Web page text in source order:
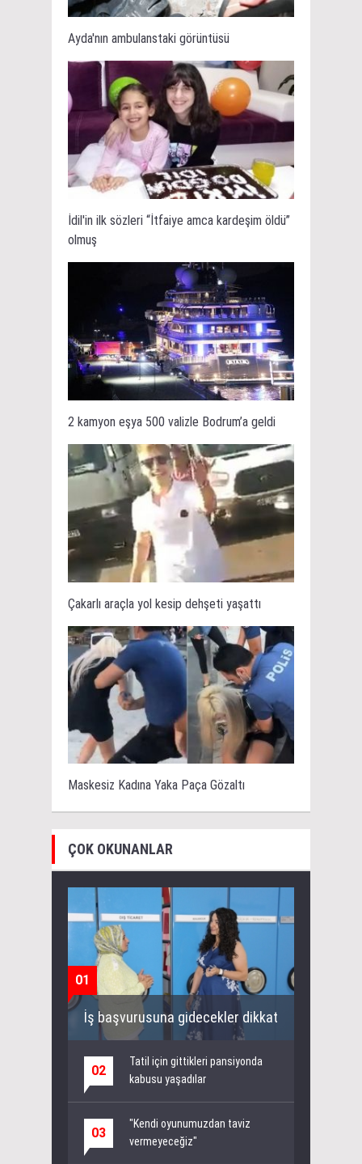
Ayda'nın ambulanstaki görüntüsü
İdil'in ilk sözleri “İtfaiye amca kardeşim öldü”
olmuş
2 kamyon eşya 500 valizle Bodrum’a geldi
Çakarlı araçla yol kesip dehşeti yaşattı
Maskesiz Kadına Yaka Paça Gözaltı
ÇOK OKUNANLAR
01
İş başvurusuna gidecekler dikkat
02
Tatil için gittikleri pansiyonda
kabusu yaşadılar
03
"Kendi oyunumuzdan taviz
vermeyeceğiz"